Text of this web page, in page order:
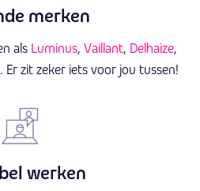
merken
als Luminus, Vaillant, Delhaize,
. Er zit zeker iets voor jou tussen!
werken